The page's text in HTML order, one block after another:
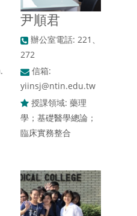
尹順君
辦公室電話: 221、
272
信箱:
yiinsj@ntin.edu.tw
授課領域: 藥理
學；基礎醫學總論；
臨床實務整合